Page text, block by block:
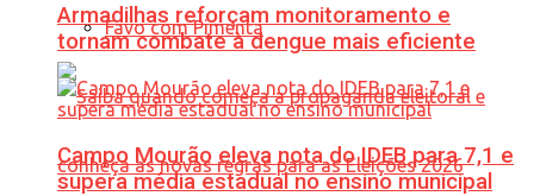
Favo com Pimenta
Armadilhas reforçam monitoramento e
tornam combate à dengue mais eficiente
Campo Mourão eleva nota do IDEB para 7,1 e
supera média estadual no ensino municipal